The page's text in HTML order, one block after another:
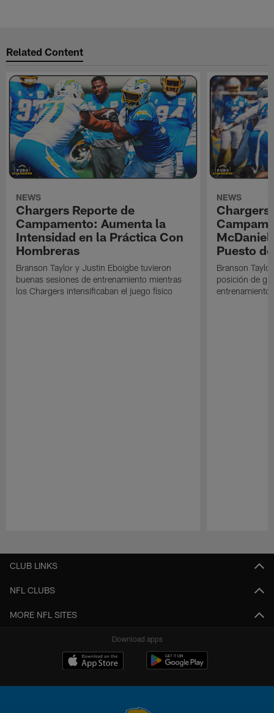
Related Content
NEWS
Chargers Reporte de
Campamento: Aumenta la
Intensidad en la Práctica Con
Hombreras
Branson Taylor y Justin Eboigbe tuvieron
buenas sesiones de entrenamiento mientras
los Chargers intensificaban el juego físico
NEWS
Chargers
Puesto
Branson
posición de
entrenamiento
CLUB LINKS
NFL CLUBS
MORE NFL SITES
Download apps